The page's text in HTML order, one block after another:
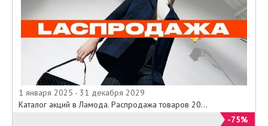
1 января 2025 - 31 декабря 2029
Каталог акций в Ламода. Распродажа товаров 20...
-75%